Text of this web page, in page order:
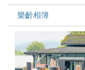
樂齡相簿